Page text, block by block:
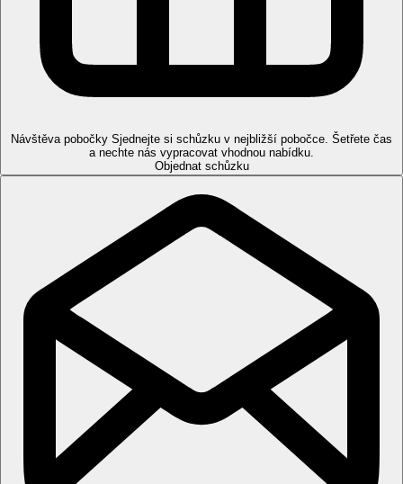
Děti
Dětský bazén, postýlka na vyžádání zdarma.
EC/MC, VISA, AMEX.
http://www.alhambrathalasso.com/en/home-2/
Za poplatek: masáže, hammam a různé druhy
zkrášlujících procedur v rámci hotelového Thalasso
centra.
Internet
Zdarma:
Wifi ve společných prostorách hotelu.
Oficiální kategorie
5 hvězdiček
Rozsah a kvalita uvedených služeb a aktivit může být ovlivněna
zavedením případných hygienických či protiepidemických
opatření v dané destinaci.
Návštěva pobočky Sjednejte si schůzku v nejbližší pobočce. Šetřete čas
a nechte nás vypracovat vhodnou nabídku.
Objednat schůzku